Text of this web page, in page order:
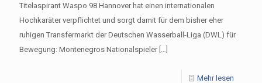
Titelaspirant Waspo 98 Hannover hat einen internationalen
Hochkaräter verpflichtet und sorgt damit für dem bisher eher
ruhigen Transfermarkt der Deutschen Wasserball-Liga (DWL) für
Bewegung: Montenegros Nationalspieler[…]
Mehr lesen